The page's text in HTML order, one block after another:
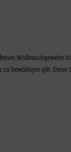
Wollmischgewebe
bewältigen gilt. Diese